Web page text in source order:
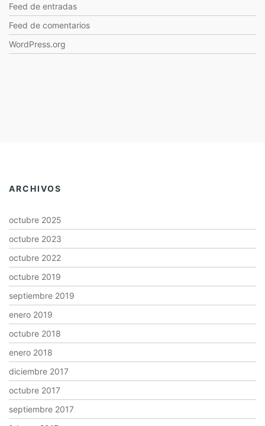
Feed de entradas
Feed de comentarios
WordPress.org
ARCHIVOS
octubre 2025
octubre 2023
octubre 2022
octubre 2019
septiembre 2019
enero 2019
octubre 2018
enero 2018
diciembre 2017
octubre 2017
septiembre 2017